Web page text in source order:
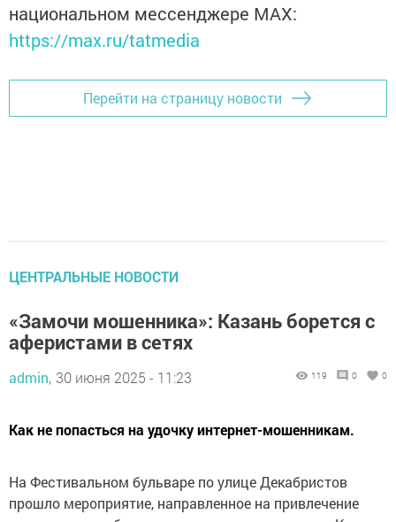
национальном мессенджере MАХ:
https://max.ru/tatmedia
Перейти на страницу новости
ЦЕНТРАЛЬНЫЕ НОВОСТИ
«Замочи мошенника»: Казань борется с
аферистами в сетях
admin, 30 июня 2025 - 11:23 119 0 0
Как не попасться на удочку интернет-мошенникам.
На Фестивальном бульваре по улице Декабристов
прошло мероприятие, направленное на привлечение